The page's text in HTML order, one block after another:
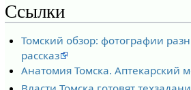
Ссылки
Томский обзор: фотографии
рассказ
Анатомия Томска. Аптекарский